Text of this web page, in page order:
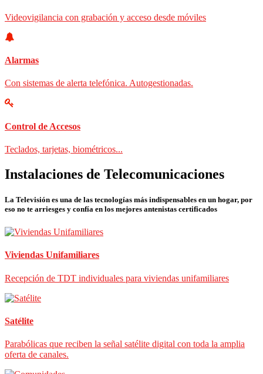
Videovigilancia con grabación y acceso desde móviles
Alarmas
Con sistemas de alerta telefónica. Autogestionadas.
Control de Accesos
Teclados, tarjetas, biométricos...
Instalaciones de Telecomunicaciones
La Televisión es una de las tecnologías más indispensables en un hogar, por
eso no te arriesges y confía en los mejores antenistas certificados
Viviendas Unifamiliares
Recepción de TDT individuales para viviendas unifamiliares
Satélite
Parabólicas que reciben la señal satélite digital con toda la amplia
oferta de canales.